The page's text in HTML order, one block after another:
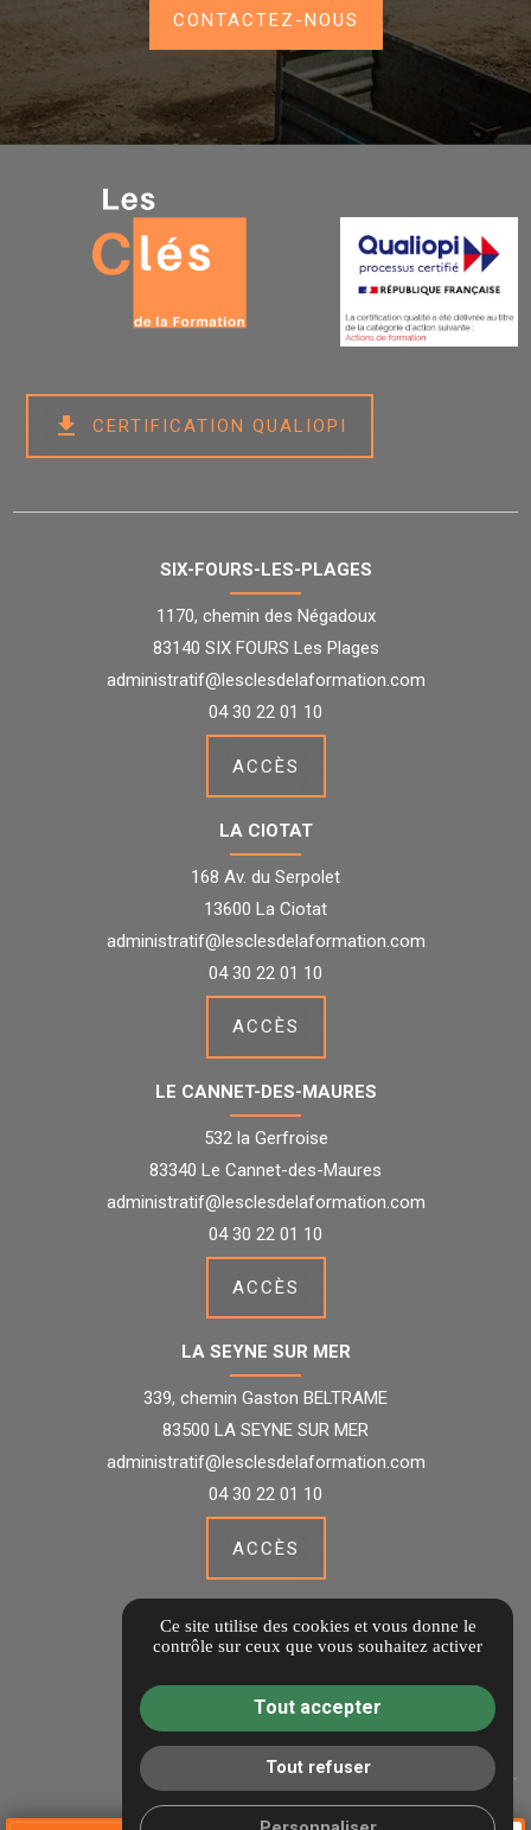
CONTACTEZ-NOUS
get_app CERTIFICATION QUALIOPI
SIX-FOURS-LES-PLAGES
1170, chemin des Négadoux
83140 SIX FOURS Les Plages
administratif@lesclesdelaformation.com
04 30 22 01 10
ACCÈS
LA CIOTAT
168 Av. du Serpolet
13600 La Ciotat
administratif@lesclesdelaformation.com
04 30 22 01 10
ACCÈS
LE CANNET-DES-MAURES
532 la Gerfroise
83340 Le Cannet-des-Maures
administratif@lesclesdelaformation.com
04 30 22 01 10
ACCÈS
LA SEYNE SUR MER
339, chemin Gaston BELTRAME
83500 LA SEYNE SUR MER
administratif@lesclesdelaformation.com
04 30 22 01 10
ACCÈS
Informations complémentaires
Politique de confidentialité
Gestion des cookies
Ce site utilise des cookies et vous donne le
contrôle sur ceux que vous souhaitez activer
Tout accepter
Tout refuser